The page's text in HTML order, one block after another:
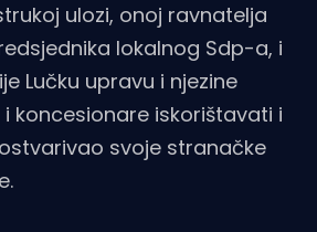
ulozi, onoj ravnatelja
lokalnog Sdp-a, i
Lučku upravu i njezine
koncesionare iskorištavati i
svoje stranačke